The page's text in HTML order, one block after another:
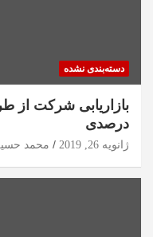
دسته‌بندی نشده
بازاریابی شرکت از
درصدی
ژانویه 26, 2019 محمد